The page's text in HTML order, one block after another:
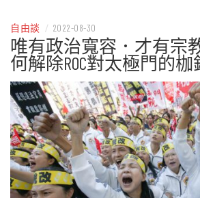
自由談 / 2022-08-30
唯有政治寬容．才有宗
何解除ROC對太極門的枷